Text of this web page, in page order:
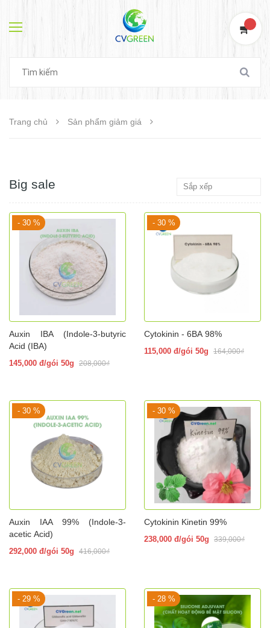
Trang chủ Sản phẩm giảm giá
Big sale
- 30 %
Auxin IBA (Indole-3-butyric
Acid (IBA)
145,000 đ/gói 50g 208,000₫
- 30 %
Cytokinin - 6BA 98%
115,000 đ/gói 50g 164,000₫
- 30 %
Auxin IAA 99% (Indole-3-
acetic Acid)
292,000 đ/gói 50g 416,000₫
- 30 %
Cytokinin Kinetin 99%
238,000 đ/gói 50g 339,000₫
- 29 % - 28 %